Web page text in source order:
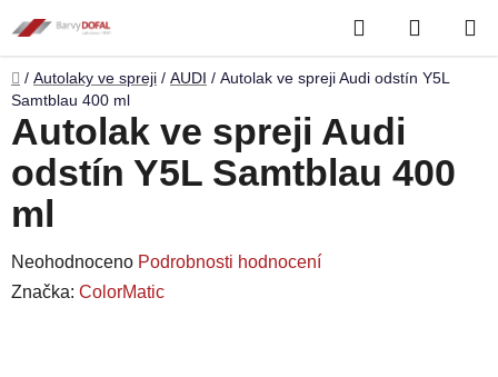
na
obsah
Hledat
KOŠÍK
Domů
/ Autolaky ve spreji / AUDI / Autolak ve spreji Audi odstín Y5L
Samtblau 400 ml
Autolak ve spreji Audi
odstín Y5L Samtblau 400
ml
Průměrné
hodnocení
Neohodnoceno Podrobnosti hodnocení
Značka: ColorMatic